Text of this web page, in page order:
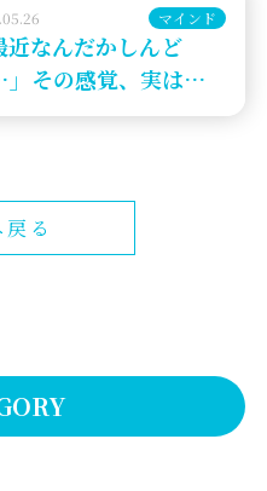
マインド
近なんだかしんど
その感覚、実は魂覚
サイン☆彡
る